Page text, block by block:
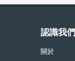
認識我們
關於